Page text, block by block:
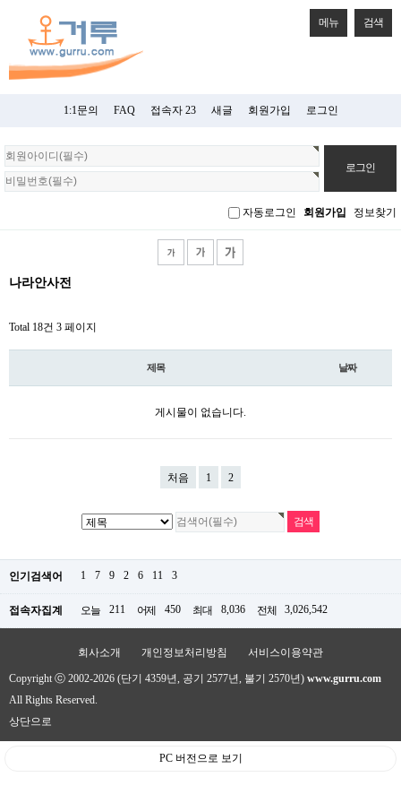
메뉴 검색
1:1문의 FAQ 접속자 23 새글 회원가입 로그인
회
원
로
자동로그인 회원가입 정보찾기
나라안사전
Total 18건 3 페이지
제목 날짜
게시물이 없습니다.
처음 1 2
인기검색어 1 7 9 2 6 11 3
접속자집계 오늘 211 어제 450 최대 8,036 전체 3,026,542
회사소개 개인정보처리방침 서비스이용약관
Copyright ⓒ 2002-2026 (단기 4359년, 공기 2577년, 불기 2570년) www.gurru.com
All Rights Reserved.
상단으로
PC 버전으로 보기